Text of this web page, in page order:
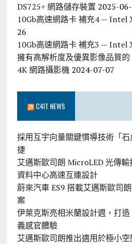
DS725+ 網路儲存裝置 2025-
10Gb高速網路卡 補充4 — Intel
26
10Gb高速網路卡 補充3 — Intel
擁有高解析度及優異影像品質
4K 網路攝影機 2024-07-07
C4IT NEWS
採用互宇向量關鍵慣導技術「
捷
艾邁斯歐司朗 MicroLED 光傳
資料中心高速互連設計
蔚來汽車 ES9 搭載艾邁斯歐司
案
伊萊克斯亮相米蘭設計週，打
義感官體驗
艾邁斯歐司朗推出適用於極小